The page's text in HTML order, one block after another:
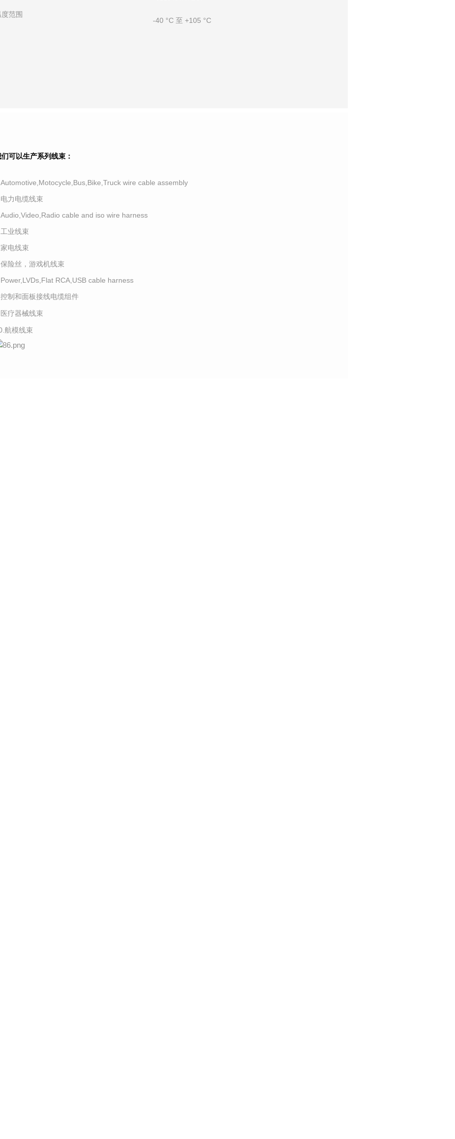
度范围
-40 °C 至 +105 °C
可以生产系列线束：
wire cable assembly
力电缆线束
cable and iso wire harness
业线束
电线束
险丝，游戏机线束
RCA,USB cable harness
制和面板接线电缆组件
疗器械线束
航模线束